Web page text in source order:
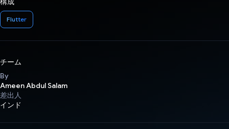
Flutter
チーム
By
Ameen Abdul Salam
差出人
インド